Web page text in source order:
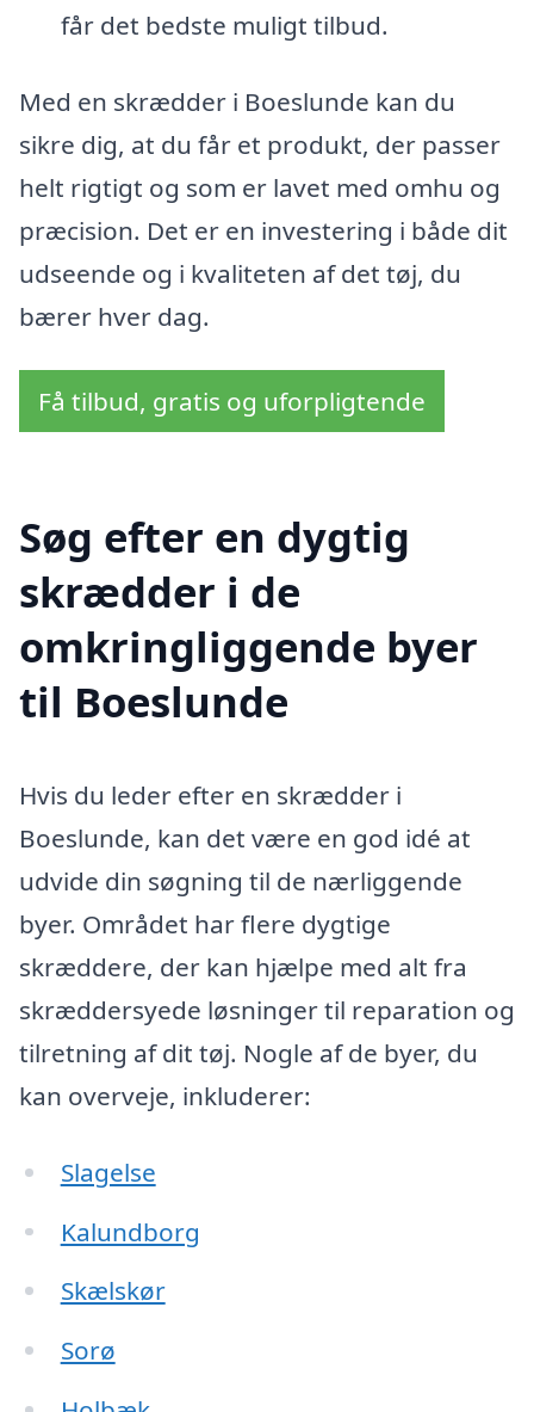
får det bedste muligt tilbud.
Med en skrædder i Boeslunde kan du
sikre dig, at du får et produkt, der passer
helt rigtigt og som er lavet med omhu og
præcision. Det er en investering i både dit
udseende og i kvaliteten af det tøj, du
bærer hver dag.
Få tilbud, gratis og uforpligtende
Søg efter en dygtig
skrædder i de
omkringliggende byer
til Boeslunde
Hvis du leder efter en skrædder i
Boeslunde, kan det være en god idé at
udvide din søgning til de nærliggende
byer. Området har flere dygtige
skræddere, der kan hjælpe med alt fra
skræddersyede løsninger til reparation og
tilretning af dit tøj. Nogle af de byer, du
kan overveje, inkluderer:
Slagelse
Kalundborg
Skælskør
Sorø